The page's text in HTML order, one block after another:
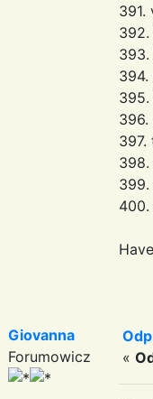
391.
Giovanna
Forumowicz
«